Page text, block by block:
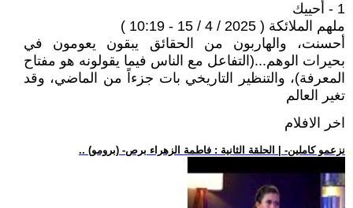
1 - أحييك
ملهم الملائكة ( 2025 / 4 / 15 - 10:19 )
أحسنت، والهاربون من الحقائق يبقون يعومون في
بحيرات الوهم...(التفاعل مع الناس فيما يقولونه هو مفتاح
المعرفة)، والتنظير التاريخي بات جزءاً من الماضي، وقد
تغير العالم
اخر الافلام
.. (برومو) -نزعمو كاملين- | الحلقة الثانية : فاطمة الزهراء برص